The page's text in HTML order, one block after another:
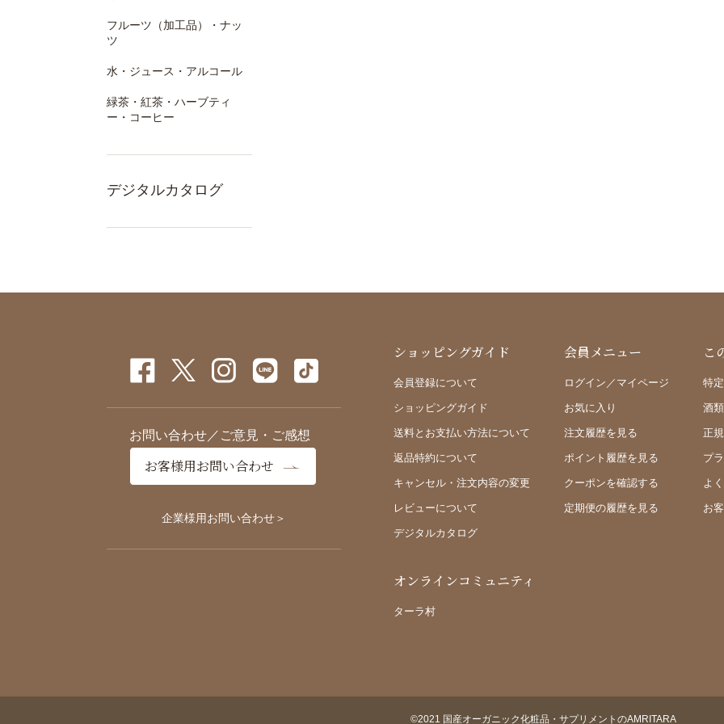
フルーツ（加工品）・ナッ
ツ
水・ジュース・アルコール
緑茶・紅茶・ハーブティ
ー・コーヒー
デジタルカタログ
お問い合わせ／ご意見・ご感想
お客様用お問い合わせ
企業様用お問い合わせ＞
ショッピングガイド
会員登録について
ショッピングガイド
送料とお支払い方法について
返品特約について
キャンセル・注文内容の変更
レビューについて
デジタルカタログ
会員メニュー
ログイン／マイページ
お気に入り
注文履歴を見る
ポイント履歴を見る
クーポンを確認する
定期便の履歴を見る
こ
特
酒
正
プ
よ
お
オンラインコミュニティ
ターラ村
©2021 国産オーガニック化粧品・サプリメントのAMRITARA